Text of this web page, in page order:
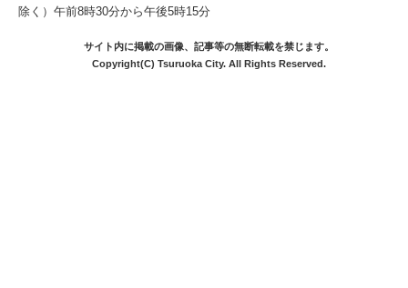
除く）午前8時30分から午後5時15分
サイト内に掲載の画像、記事等の無断転載を禁じます。
Copyright(C) Tsuruoka City. All Rights Reserved.